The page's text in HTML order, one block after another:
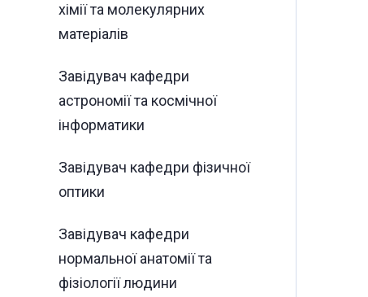
хімії та молекулярних
матеріалів
Завідувач кафедри
астрономії та космічної
інформатики
Завідувач кафедри фізичної
оптики
Завідувач кафедри
нормальної анатомії та
фізіології людини